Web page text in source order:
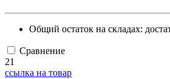
Общий остаток на складах:
Сравнение
21
ссылка на товар